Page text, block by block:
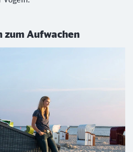
zum Aufwachen